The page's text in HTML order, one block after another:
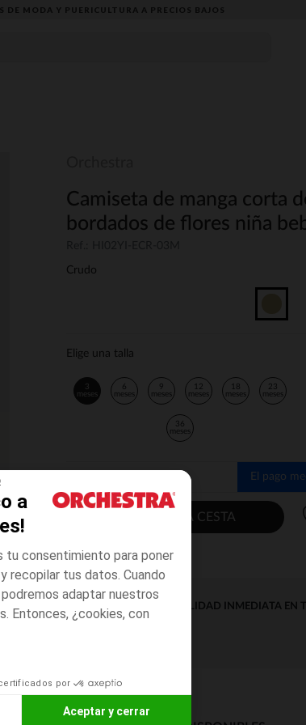
a
tu consentimiento para poner
recopilar tus datos. Cuando
adaptar nuestros
Entonces, ¿cookies, con
por
Aceptar y cerrar
MODA Y PUERICULTURA A PRECIOS BAJOS
Camiseta de manga corta
bordados de flores niña
Crudo
Elige una talla
3
meses
6
meses
9
meses
12
meses
18
meses
23
meses
36
meses
El pago
AÑADIR A LA CESTA
DISPONIBILIDAD INMEDIATA EN